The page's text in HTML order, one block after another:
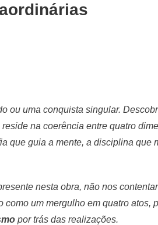
ou uma conquista singular.
na coerência entre quatro
que guia a mente, a disciplina que
nesta obra, não nos
um mergulho em quatro atos,
por trás das realizações.